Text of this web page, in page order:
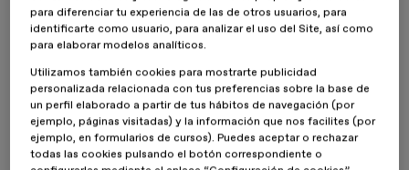
para diferenciar tu experiencia de las de otros usuarios, para
identificarte como usuario, para analizar el uso del Site, así como
para elaborar modelos analíticos.
Utilizamos también cookies para mostrarte publicidad
personalizada relacionada con tus preferencias sobre la base de
un perfil elaborado a partir de tus hábitos de navegación (por
ejemplo, páginas visitadas) y la información que nos facilites (por
ejemplo, en formularios de cursos). Puedes aceptar o rechazar
todas las cookies pulsando el botón correspondiente o